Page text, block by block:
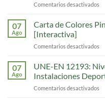
Comentarios desactivados
y
07
Ago
Carta de Colores
[Interactiva]
Comentarios desactivados
de
07
Ago
UNE-EN 12193:
Instalaciones
Comentarios desactivados